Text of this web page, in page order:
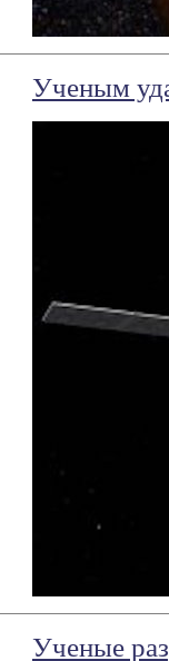
Ученым
Ученые